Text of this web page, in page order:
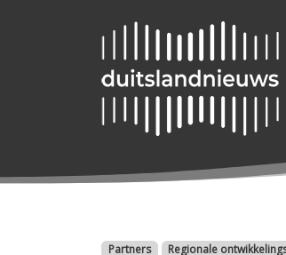
Categorieën
Partners Regionale